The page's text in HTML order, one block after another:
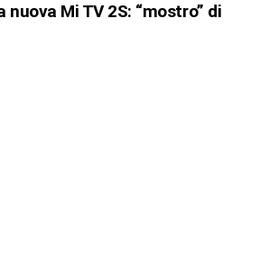
nuova Mi TV 2S: “mostro” di